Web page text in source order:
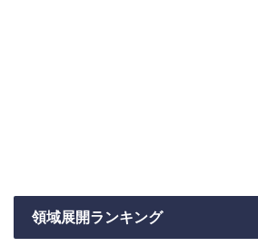
領域展開ランキング